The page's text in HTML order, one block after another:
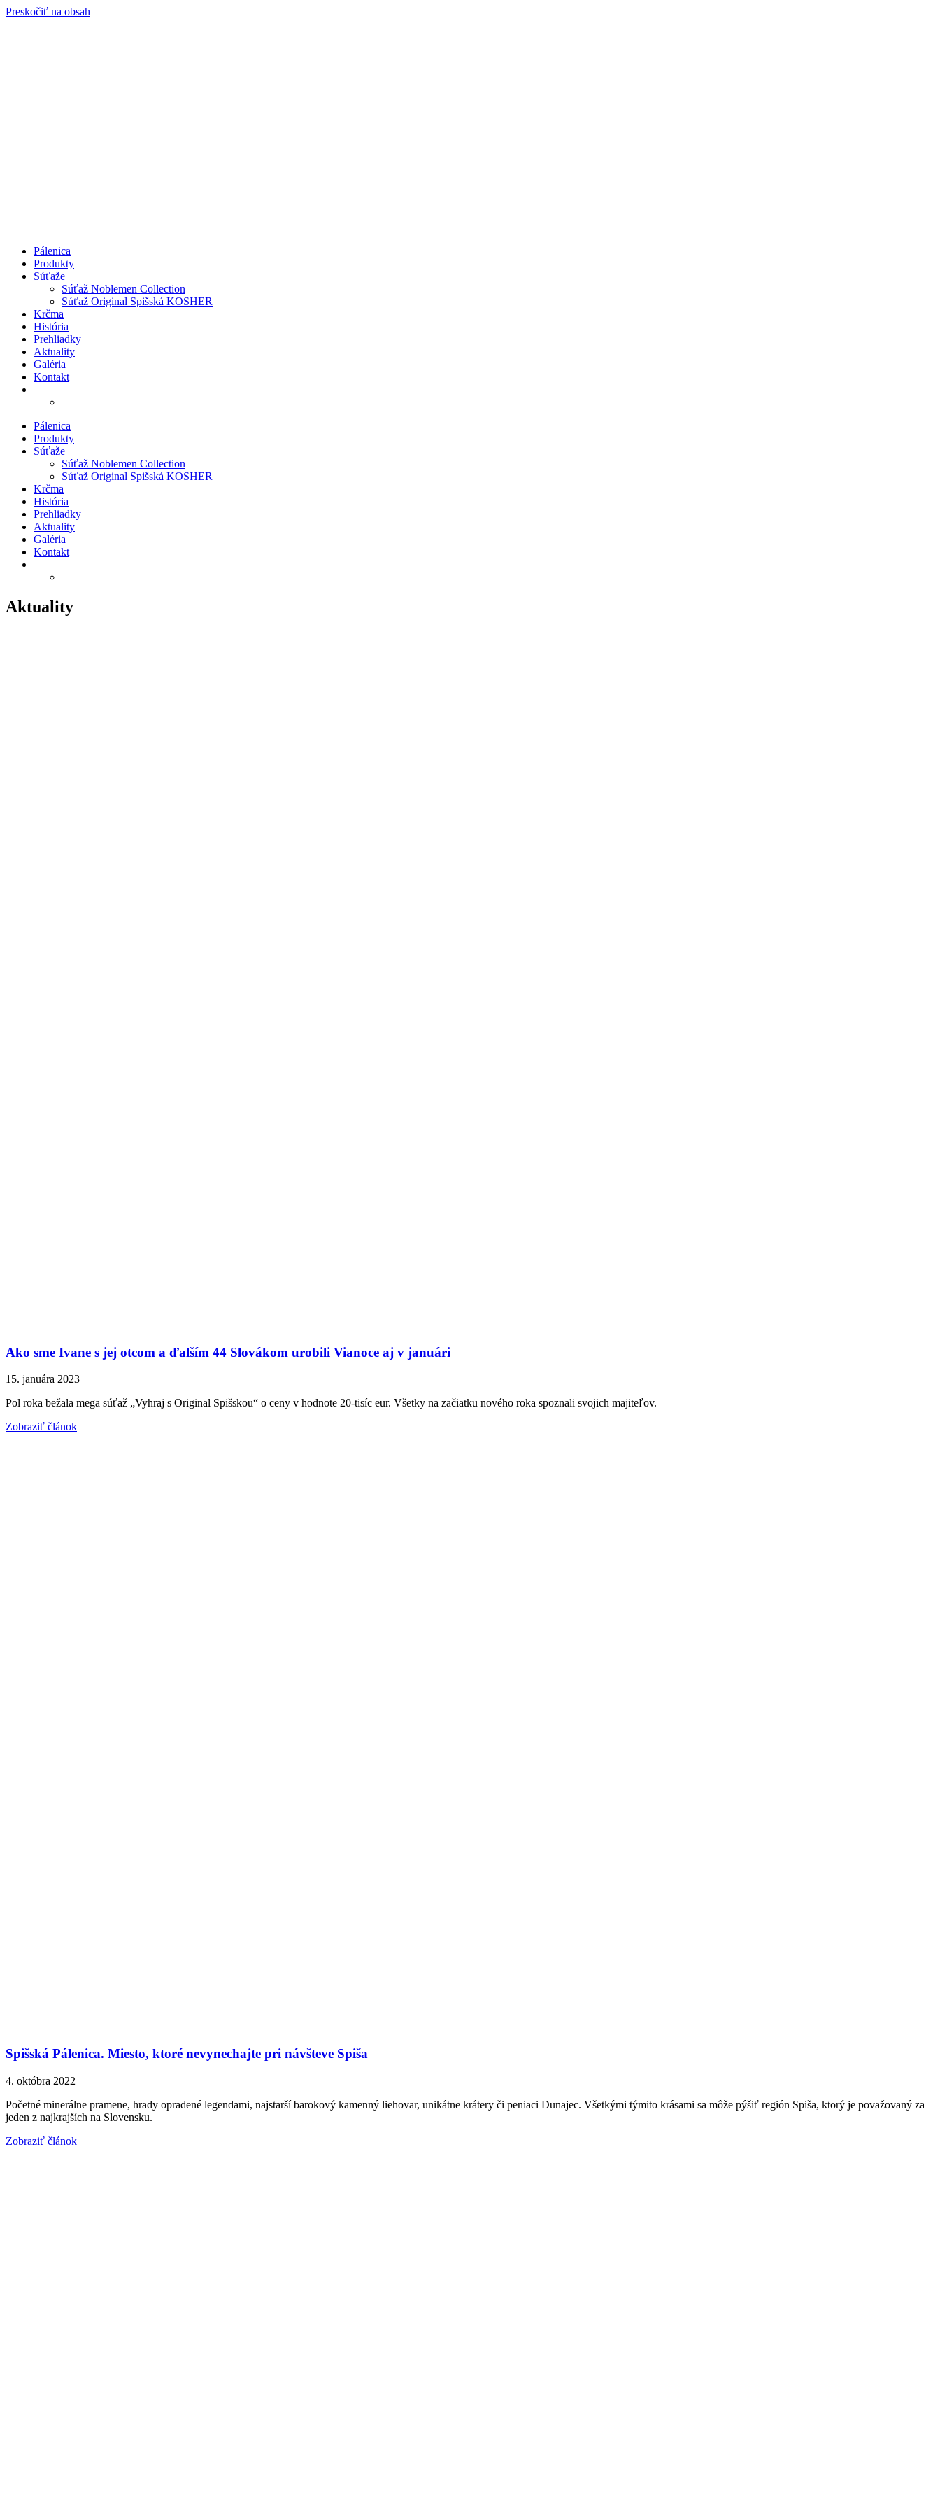
Preskočiť na obsah
Pálenica
Produkty
Súťaže
Súťaž Noblemen Collection
Súťaž Original Spišská KOSHER
Krčma
História
Prehliadky
Aktuality
Galéria
Kontakt
Pálenica
Produkty
Súťaže
Súťaž Noblemen Collection
Súťaž Original Spišská KOSHER
Krčma
História
Prehliadky
Aktuality
Galéria
Kontakt
Aktuality
Ako sme Ivane s jej otcom a ďalším 44 Slovákom urobili Vianoce aj v januári
15. januára 2023
Pol roka bežala mega súťaž „Vyhraj s Original Spišskou“ o ceny v hodnote 20-tisíc eur. Všetky na začiatku nového roka spoznali svojich majiteľov.
Zobraziť článok
Spišská Pálenica. Miesto, ktoré nevynechajte pri návšteve Spiša
4. októbra 2022
Početné minerálne pramene, hrady opradené legendami, najstarší barokový kamenný liehovar, unikátne krátery či peniaci Dunajec. Všetkými týmito krásami sa môže pýšiť región Spiša, ktorý je považovaný za
jeden z najkrajších na Slovensku.
Zobraziť článok